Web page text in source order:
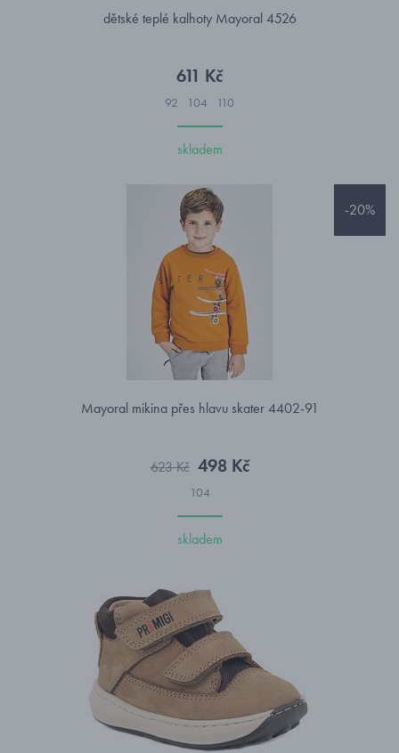
dětské teplé kalhoty Mayoral 4526
611 Kč
92 104 110
skladem
-20%
Mayoral mikina přes hlavu skater 4402-91
623 Kč 498 Kč
104
skladem